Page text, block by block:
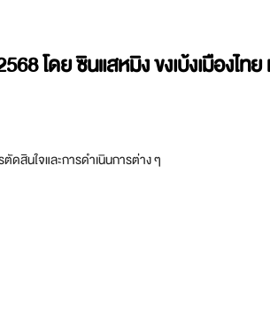
โดย ซินแสหมิง ขงเบ้งเมืองไท
ดสินใจและการดำเนินการต่าง ๆ